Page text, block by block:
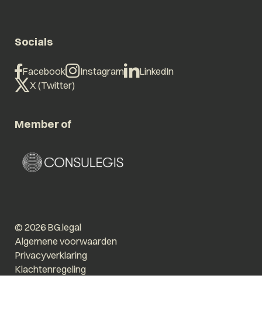
Socials
Facebook Instagram
LinkedIn
X (Twitter)
Member of
© 2026 BG.legal
Algemene voorwaarden
Privacyverklaring
Klachtenregeling